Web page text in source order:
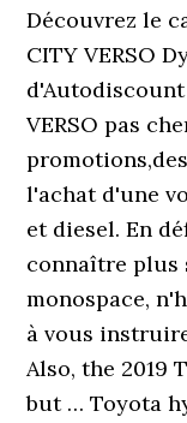
Découvrez le
CITY VERSO
d'Autodiscount
VERSO pas
l'achat d'une
et diesel. En
connaître plus
monospace,
à vous
Also, the 2019
but … Toyota